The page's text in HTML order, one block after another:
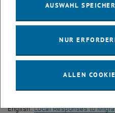
Aufenthaltsstatus in Wien:
Praktiken
Frames, Strategies and Evolving
Vergleichender Bericht:
English:Local Responses to
AUSWAHL
NUR
ALLEN